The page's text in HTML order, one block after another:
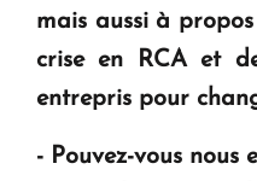
mais aussi à
crise en RCA et
entrepris pour
- Pouvez-vous nous